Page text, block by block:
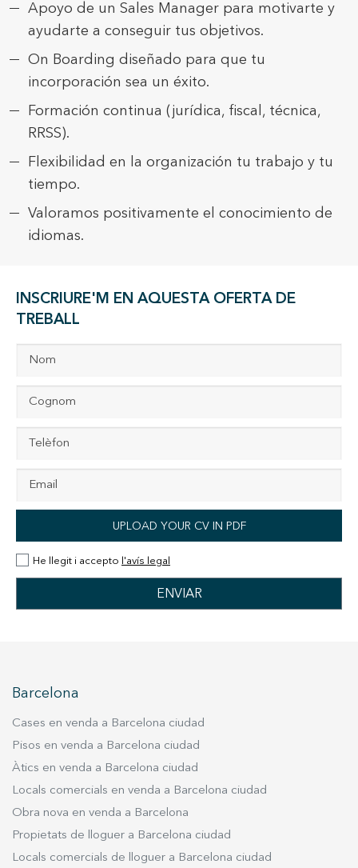
Apoyo de un Sales Manager para motivarte y
ayudarte a conseguir tus objetivos.
On Boarding diseñado para que tu
incorporación sea un éxito.
Formación continua (jurídica, fiscal, técnica,
RRSS).
Flexibilidad en la organización tu trabajo y tu
tiempo.
Valoramos positivamente el conocimiento de
idiomas.
INSCRIURE'M EN AQUESTA OFERTA DE
TREBALL
UPLOAD YOUR CV IN PDF
He llegit i accepto l'avís legal
Barcelona
Cases en venda a Barcelona ciudad
Pisos en venda a Barcelona ciudad
Àtics en venda a Barcelona ciudad
Locals comercials en venda a Barcelona ciudad
Obra nova en venda a Barcelona
Propietats de lloguer a Barcelona ciudad
Locals comercials de lloguer a Barcelona ciudad